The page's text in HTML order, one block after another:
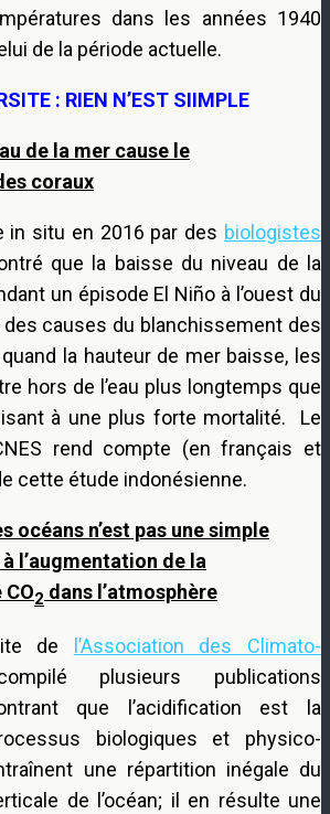
dans les années 1940
de la période actuelle.
: RIEN N’EST SIIMPLE
de la mer cause le
coraux
in situ en 2016 par des biologistes
que la baisse du niveau de la
un épisode El Niño à l’ouest du
causes du blanchissement des
la hauteur de mer baisse, les
hors de l’eau plus longtemps que
à une plus forte mortalité. Le
rend compte (en français et
cette étude indonésienne.
océans n’est pas une simple
l’augmentation de la
2 dans l’atmosphère
de
l’Association des Climato-
plusieurs publications
que l’acidification est la
biologiques et physico-
une répartition inégale du
de l’océan; il en résulte une